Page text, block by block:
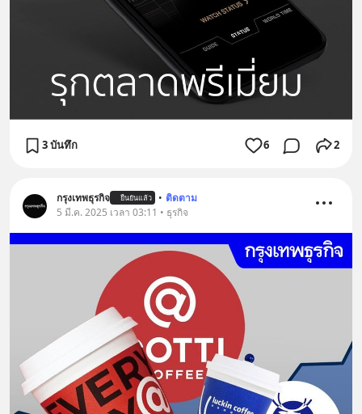
3 บันทึก 6 2
กรุงเทพธุรกิจ ยืนยันแล้ว • ติดตาม
5 มี.ค. 2025 เวลา 03:11 • ธุรกิจ